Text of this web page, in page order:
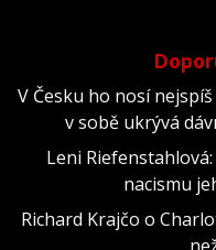
V Česku ho nosí
v sobě ukrývá
Leni
nacismu
Richard Krajčo o